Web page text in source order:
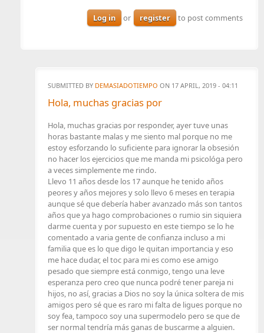
Log in or register to post comments
SUBMITTED BY DEMASIADOTIEMPO ON 17 APRIL, 2019 - 04:11
Hola, muchas gracias por
Hola, muchas gracias por responder, ayer tuve unas
horas bastante malas y me siento mal porque no me
estoy esforzando lo suficiente para ignorar la obsesión
no hacer los ejercicios que me manda mi psicológa pero
a veces simplemente me rindo.
Llevo 11 años desde los 17 aunque he tenido años
peores y años mejores y solo llevo 6 meses en terapia
aunque sé que debería haber avanzado más son tantos
años que ya hago comprobaciones o rumio sin siquiera
darme cuenta y por supuesto en este tiempo se lo he
comentado a varia gente de confianza incluso a mi
familia que es lo que digo le quitan importancia y eso
me hace dudar, el toc para mi es como ese amigo
pesado que siempre está conmigo, tengo una leve
esperanza pero creo que nunca podré tener pareja ni
hijos, no así, gracias a Dios no soy la única soltera de mis
amigos pero sé que es raro mi falta de ligues porque no
soy fea, tampoco soy una supermodelo pero se que de
ser normal tendría más ganas de buscarme a alguien.